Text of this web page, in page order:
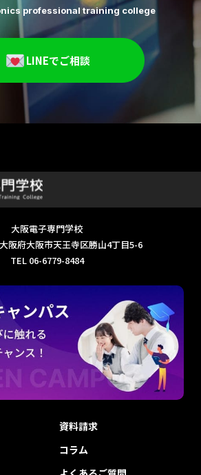
professional training college
LINEでご相談
大阪電子専門学校
阪府大阪市天王寺区勝山4丁目5-6
TEL 06-6779-8484
資料請求
コラム